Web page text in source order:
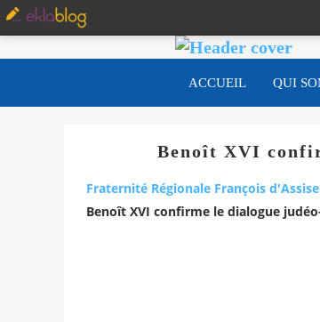
ACCUEIL QUI
Benoît XVI
Fraternité Régionale François
Benoît XVI confirme le dialogue